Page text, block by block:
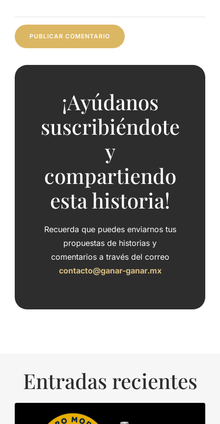
¡Ayúdanos
suscribiéndote
y
compartiendo
esta historia!
Recuerda que puedes enviarnos tus
propuestas de historias y
comentarios a través del correo
contacto@ganar-ganar.mx
Entradas recientes